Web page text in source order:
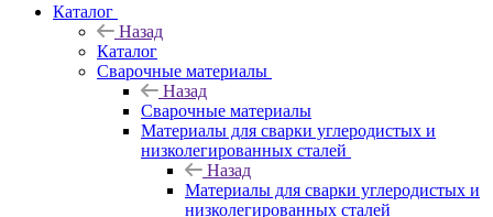
Каталог
Назад
Каталог
Сварочные материалы
Назад
Сварочные материалы
Материалы для сварки углеродистых и
низколегированных сталей
Назад
Материалы для сварки углеродистых и
низколегированных сталей